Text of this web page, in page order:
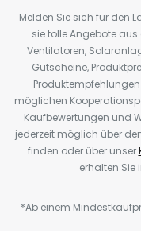
Melden Sie sich für den
sie tolle Angebote
Ventilatoren,
Gutscheine,
möglichen
Kaufbewertungen und
jederzeit möglich über
finden oder über unser
erhalten Sie
*Ab einem